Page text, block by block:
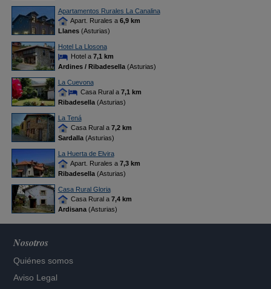
Apartamentos Rurales La Canalina
Apart. Rurales a 6,9 km
Llanes(Asturias)
Hotel La Llosona
Hotel a 7,1 km
Ardines / Ribadesella(Asturias)
La Cuevona
Casa Rural a 7,1 km
Ribadesella(Asturias)
La Tená
Casa Rural a 7,2 km
Sardalla(Asturias)
La Huerta de Elvira
Apart. Rurales a 7,3 km
Ribadesella(Asturias)
Casa Rural Gloria
Casa Rural a 7,4 km
Ardisana(Asturias)
Nosotros
Quiénes somos
Aviso Legal